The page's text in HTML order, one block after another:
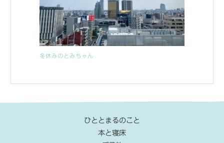
冬休みのとみちゃん
ひととまるのこと
本と寝床